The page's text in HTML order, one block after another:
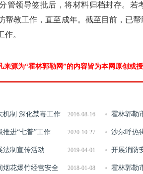
管领导签批后，将材料归档封存。若
帮教工作，直至成年。截至目前，已
作。
来源为“霍林郭勒网”的内容皆为本网原创或
2016-08-16
机制 深化禁毒工作 霍林郭勒
企业及社区
2020-10-27
进“七普”工作 沙尔呼热
2019-04-01
法制宣传活动 开展消防
课“守护人”
2018-01-08
烟花爆竹经营安全 霍林郭勒